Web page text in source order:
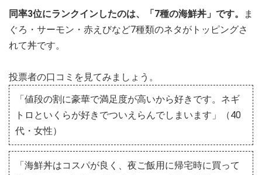
同率3位にランクインしたのは、「7種の海鮮丼」です。
ま
ぐろ・サーモン・赤えびなど7種類のネタがトッピングさ
れて丼です。
投票者の口コミを見てみましょう。
「値段の割に豪華で満足度が高いから好きです。ネギ
トロといくらが好きでついえらんでしまいます」（40
代・女性）
「海鮮丼はコスパが良く、夜ご飯用に帰宅時に買って